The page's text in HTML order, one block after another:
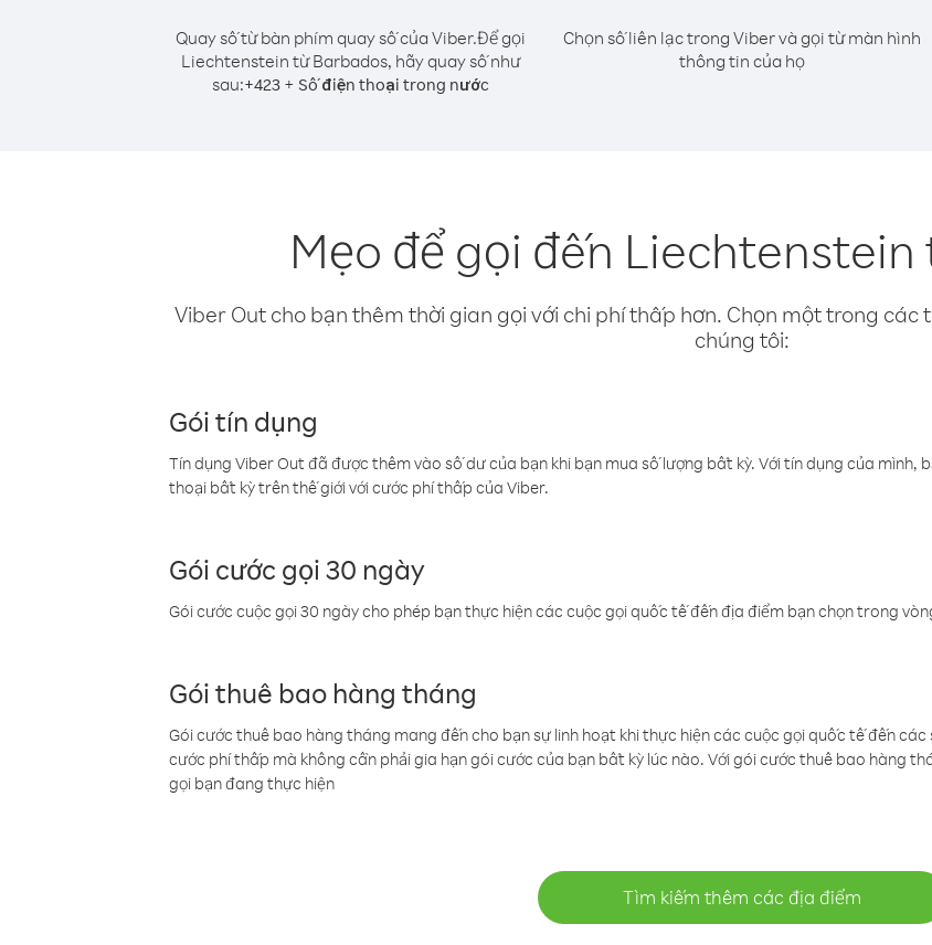
Quay số từ bàn phím quay số của Viber.Để gọi
Liechtenstein từ Barbados, hãy quay số như
sau:+423+ Số điện thoại trong nước
Chọn số liên lạc trong Viber và gọi từ màn hình
thông tin của họ
Mẹo để gọi đến
Viber Out cho bạn thêm thời gian gọi với chi phí thấp hơn. Chọn một trong các
chúng tôi:
Gói tín dụng
Tín dụng Viber Out đã được thêm vào số dư của bạn khi bạn mua số lượng bất kỳ. Với tín dụng của mình,
thoại bất kỳ trên thế giới với cước phí thấp của Viber.
Gói cước gọi 30 ngày
Gói cước cuộc gọi 30 ngày cho phép bạn thực hiện các cuộc gọi quốc tế đến địa điểm bạn chọn trong
Gói thuê bao hàng tháng
Gói cước thuê bao hàng tháng mang đến cho bạn sự linh hoạt khi thực hiện các cuộc gọi quốc tế đến
cước phí thấp mà không cần phải gia hạn gói cước của bạn bất kỳ lúc nào. Với gói cước thuê bao hàng
gọi bạn đang thực hiện
Tìm kiếm thêm các địa điểm